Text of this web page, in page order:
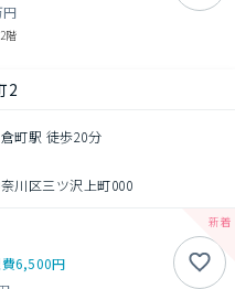
円
2階
2
町駅 徒歩20分
川区三ツ沢上町000
6,500円